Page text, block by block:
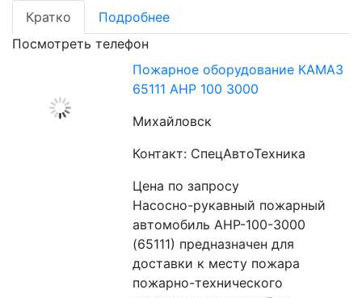
Кратко
Подробнее
Посмотреть телефон
Пожарное оборудование КАМАЗ
65111 АНР 100 3000
Михайловск
Контакт: СпецАвтоТехника
Цена по запросу
Насосно-рукавный пожарный
автомобиль АНР-100-3000
(65111) предназначен для
доставки к месту пожара
пожарно-технического